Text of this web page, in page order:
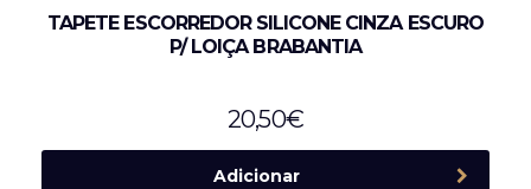
TAPETE ESCORREDOR SILICONE CINZA ESCURO
P/ LOIÇA BRABANTIA
20,50€
Adicionar